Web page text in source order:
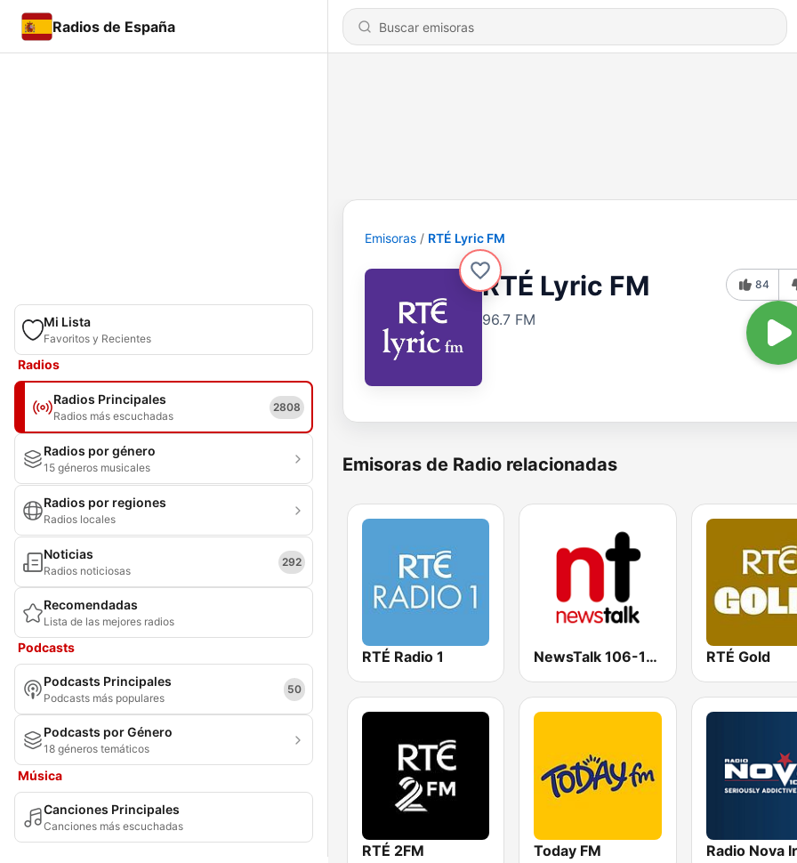
Radios de España
Mi Lista
Favoritos y Recientes
Radios
Radios Principales
Radios más escuchadas
2808
Radios por género
15 géneros musicales
Radios por regiones
Radios locales
Noticias
Radios noticiosas
292
Recomendadas
Lista de las mejores radios
Podcasts
Podcasts Principales
Podcasts más populares
50
Podcasts por Género
18 géneros temáticos
Música
Canciones Principales
Canciones más escuchadas
Emisoras RTÉ Lyric FM
RTÉ Lyric FM
96.7 FM
84
Emisoras de Radio relacionadas
RTÉ Radio 1 NewsTalk 106-108 RTÉ Gold
RTÉ 2FM Today FM